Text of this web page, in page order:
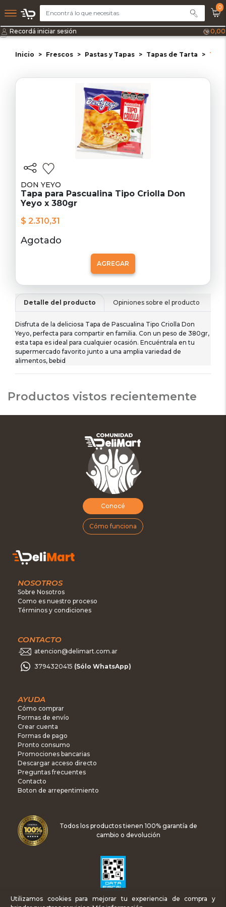
0
Recordá iniciar sesión 0,00
Inicio Frescos Pastas y Tapas Tapas de Tarta
DON YEYO
Tapa para Pascualina Tipo Criolla Don
Yeyo x 380gr
$ 2.310,31
Agotado
AGREGAR
Detalle del producto Opiniones sobre el producto
Disfruta de la deliciosa Tapa de Pascualina Tipo Criolla Don
Yeyo, perfecta para compartir en familia. Con un peso de 380gr,
esta tapa es ideal para cualquier ocasión. Encuéntrala en tu
supermercado favorito junto a una amplia variedad de
alimentos, bebid
Productos vistos recientemente
Conocé
Cómo funciona
NOSOTROS
Sobre Nosotros
Como es nuestro proceso
Términos y condiciones
CONTACTO
atencion@delimart.com.ar
3794320415 (Sólo WhatsApp)
AYUDA
Cómo comprar
Formas de envío
Crear cuenta
Formas de pago
Pronto consumo
Promociones bancarias
Descargar acceso directo
Preguntas frecuentes
Contacto
Boton de arrepentimiento
Todos los productos tienen 100% garantía de
cambio o devolución
Utilizamos cookies para mejorar tu experiencia de compra y